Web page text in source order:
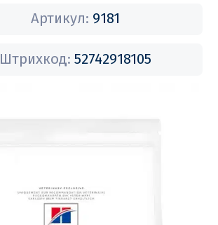
Артикул: 9181
Штрихкод: 52742918105